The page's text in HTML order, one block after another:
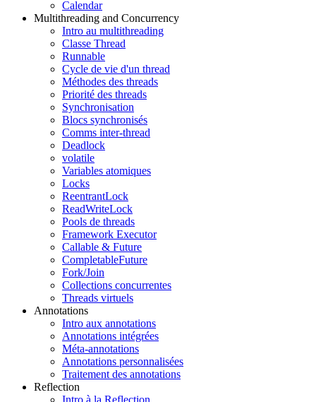
Calendar
Multithreading and Concurrency
Intro au multithreading
Classe Thread
Runnable
Cycle de vie d'un thread
Méthodes des threads
Priorité des threads
Synchronisation
Blocs synchronisés
Comms inter-thread
Deadlock
volatile
Variables atomiques
Locks
ReentrantLock
ReadWriteLock
Pools de threads
Framework Executor
Callable & Future
CompletableFuture
Fork/Join
Collections concurrentes
Threads virtuels
Annotations
Intro aux annotations
Annotations intégrées
Méta-annotations
Annotations personnalisées
Traitement des annotations
Reflection
Intro à la Reflection